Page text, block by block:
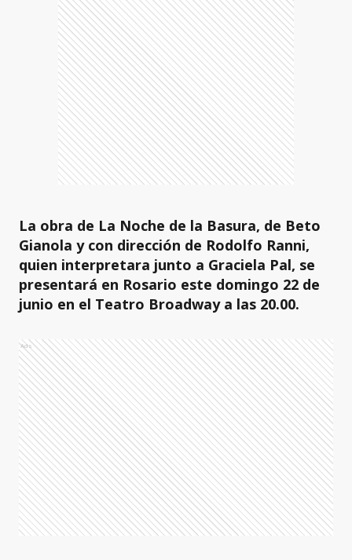
La obra de La Noche de la Basura, de Beto
Gianola y con dirección de Rodolfo Ranni,
quien interpretara junto a Graciela Pal, se
presentará en Rosario este domingo 22 de
junio en el Teatro Broadway a las 20.00.
Ads